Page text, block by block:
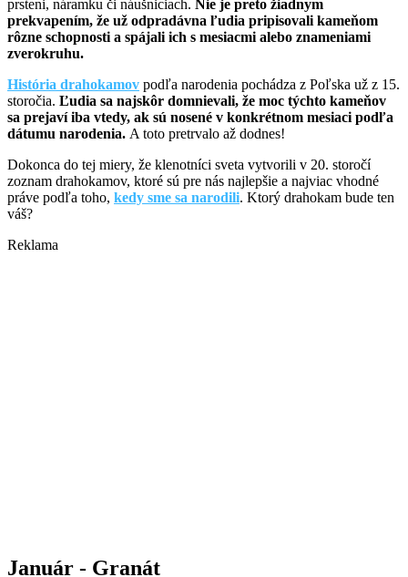
prsteni, náramku či náušniciach. Nie je preto žiadnym
prekvapením, že už odpradávna ľudia pripisovali kameňom
rôzne schopnosti a spájali ich s mesiacmi alebo znameniami
zverokruhu.
História drahokamov podľa narodenia pochádza z Poľska už z 15.
storočia. Ľudia sa najskôr domnievali, že moc týchto kameňov
sa prejaví iba vtedy, ak sú nosené v konkrétnom mesiaci podľa
dátumu narodenia. A toto pretrvalo až dodnes!
Dokonca do tej miery, že klenotníci sveta vytvorili v 20. storočí
zoznam drahokamov, ktoré sú pre nás najlepšie a najviac vhodné
práve podľa toho, kedy sme sa narodili. Ktorý drahokam bude ten
váš?
Reklama
Január - Granát